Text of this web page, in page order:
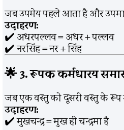
जब उपमेय पहले आता है और
उदाहरण:
✔️ अधरपल्लव = अधर + पल्लव
✔️ नरसिंह = नर + सिंह
🌟3. रूपक कर्मधारय
जब एक वस्तु को दूसरी वस्तु के रूप
उदाहरण:
✔️ मुखचन्द्र = मुख ही चन्द्रमा है